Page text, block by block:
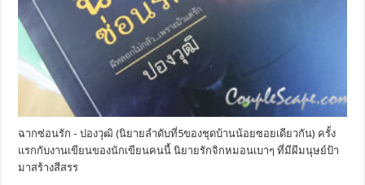
ฉากซ่อนรัก - ปองวุฒิ (นิยายลำดับที่5ของชุดบ้านน้อยซอยเดียวกัน) ครั้ง
แรกกับงานเขียนของนักเขียนคนนี้ นิยายรักจิกหมอนเบาๆ ที่มีผีมนุษย์ป้า
มาสร้างสีสรร